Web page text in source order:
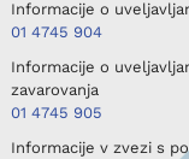
Informacije o
01 4745 904
Informacije o
zavarovanja
01 4745 905
Informacije v zvezi s